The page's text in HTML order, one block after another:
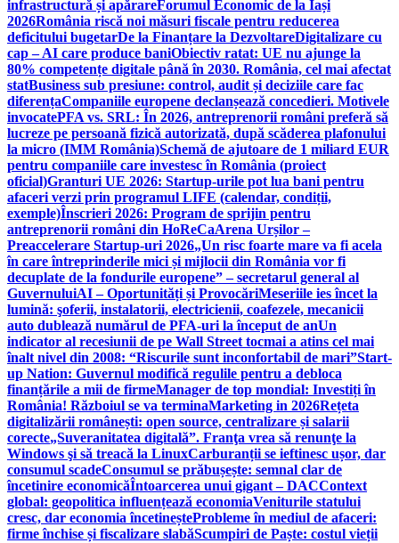
infrastructură și apărareForumul Economic de la Iași
2026România riscă noi măsuri fiscale pentru reducerea
deficitului bugetarDe la Finanțare la DezvoltareDigitalizare cu
cap – AI care produce baniObiectiv ratat: UE nu ajunge la
80% competențe digitale până în 2030. România, cel mai afectat
statBusiness sub presiune: control, audit și deciziile care fac
diferențaCompaniile europene declanșează concedieri. Motivele
invocatePFA vs. SRL: În 2026, antreprenorii români preferă să
lucreze pe persoană fizică autorizată, după scăderea plafonului
la micro (IMM România)Schemă de ajutoare de 1 miliard EUR
pentru companiile care investesc în România (proiect
oficial)Granturi UE 2026: Startup-urile pot lua bani pentru
afaceri verzi prin programul LIFE (calendar, condiții,
exemple)Înscrieri 2026: Program de sprijin pentru
antreprenorii români din HoReCaArena Urșilor –
Preaccelerare Startup-uri 2026„Un risc foarte mare va fi acela
în care întreprinderile mici și mijlocii din România vor fi
decuplate de la fondurile europene” – secretarul general al
GuvernuluiAI – Oportunități și ProvocăriMeseriile ies încet la
lumină: şoferii, instalatorii, electricienii, coafezele, mecanicii
auto dublează numărul de PFA-uri la început de anUn
indicator al recesiunii de pe Wall Street tocmai a atins cel mai
înalt nivel din 2008: “Riscurile sunt inconfortabil de mari”Start-
up Nation: Guvernul modifică regulile pentru a debloca
finanțările a mii de firmeManager de top mondial: Investiți în
România! Războiul se va terminaMarketing in 2026Rețeta
digitalizării românești: open source, centralizare și salarii
corecte„Suveranitatea digitală”. Franţa vrea să renunţe la
Windows şi să treacă la LinuxCarburanții se ieftinesc ușor, dar
consumul scadeConsumul se prăbușește: semnal clar de
încetinire economicăÎntoarcerea unui gigant – DACContext
global: geopolitica influențează economiaVeniturile statului
cresc, dar economia încetineșteProbleme în mediul de afaceri:
firme închise și fiscalizare slabăScumpiri de Paște: costul vieții